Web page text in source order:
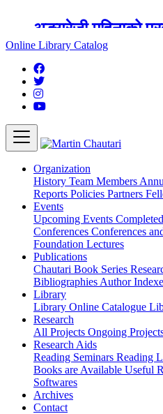
अङ्ग्रेजी महिनाको
शुक्रबार मार्टिन
बन्द रहने छ ।
Online Library Catalog
Organization
History Team Members
Reports Policies Partners
Events
Upcoming Events
Conferences Conferences
Foundation Lectures
Publications
Chautari Book Series
Bibliographies Author
Library
Library Online Catalogue
Research
All Projects Ongoing
Research Aids
Reading Seminars Reading
Books are Available Useful
Softwares
Archives
Contact